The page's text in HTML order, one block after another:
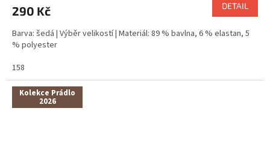
290 Kč DETAIL
Barva: šedá | Výběr velikostí | Materiál: 89 % bavlna, 6 % elastan, 5
% polyester
158
Kolekce Prádlo
2026